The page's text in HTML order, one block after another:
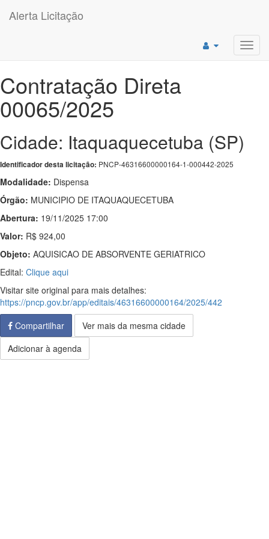
Alerta Licitação
Contratação Direta
00065/2025
Cidade: Itaquaquecetuba (SP)
Identificador desta licitação: PNCP-46316600000164-1-000442-2025
Modalidade: Dispensa
Órgão: MUNICIPIO DE ITAQUAQUECETUBA
Abertura: 19/11/2025 17:00
Valor: R$ 924,00
Objeto: AQUISICAO DE ABSORVENTE GERIATRICO
Edital: Clique aqui
Visitar site original para mais detalhes:
https://pncp.gov.br/app/editais/46316600000164/2025/442
Compartilhar
Ver mais da mesma cidade
Adicionar à agenda